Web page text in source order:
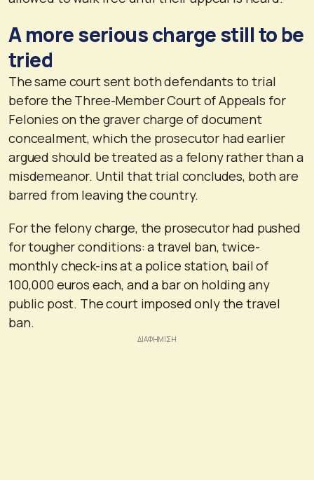
A more serious charge still to be
tried
The same court sent both defendants to trial
before the Three-Member Court of Appeals for
Felonies on the graver charge of document
concealment, which the prosecutor had earlier
argued should be treated as a felony rather than a
misdemeanor. Until that trial concludes, both are
barred from leaving the country.
For the felony charge, the prosecutor had pushed
for tougher conditions: a travel ban, twice-
monthly check-ins at a police station, bail of
100,000 euros each, and a bar on holding any
public post. The court imposed only the travel
ban.